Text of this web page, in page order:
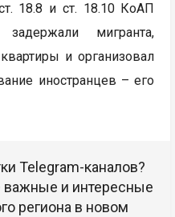
18.8 и ст. 18.10 КоАП
мигранта,
и организовал
иностранцев – его
Telegram-каналов?
и интересные
региона в новом